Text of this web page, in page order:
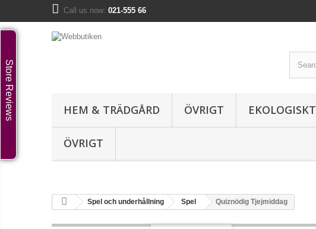
Call us now: 021-555 66
HEM & TRÄDGÅRD ÖVRIGT EKOLOGISKT
ÖVRIGT
Spel och underhållning Spel Quiznödig Tjejmiddag
Store Reviews